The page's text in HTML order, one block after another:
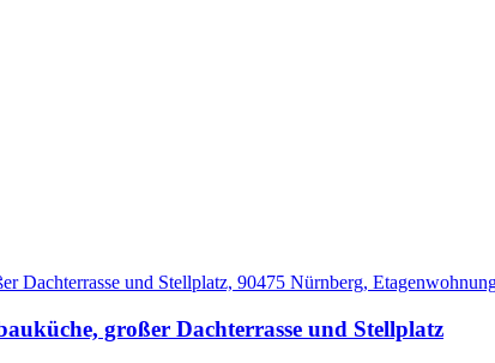
großer Dachterrasse und Stellplatz